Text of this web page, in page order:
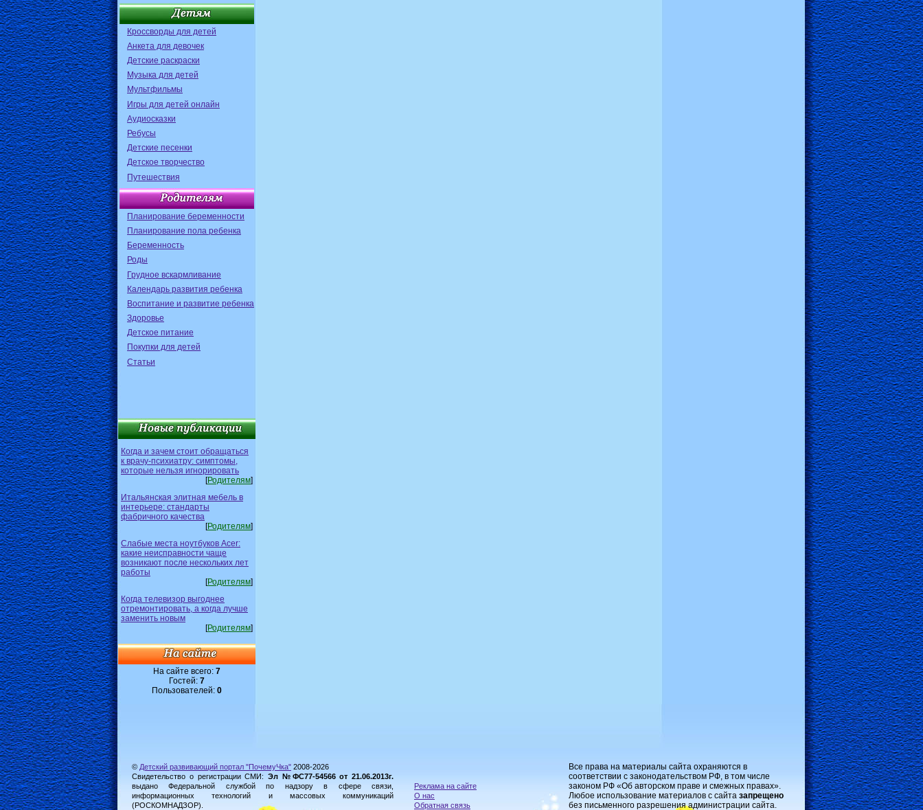
Кроссворды для детей
Анкета для девочек
Детские раскраски
Музыка для детей
Мультфильмы
Игры для детей онлайн
Аудиосказки
Ребусы
Детские песенки
Детское творчество
Путешествия
Планирование беременности
Планирование пола ребенка
Беременность
Роды
Грудное вскармливание
Календарь развития ребенка
Воспитание и развитие ребенка
Здоровье
Детское питание
Покупки для детей
Статьи
Когда и зачем стоит обращаться
к врачу-психиатру: симптомы,
которые нельзя игнорировать
[Родителям]
Итальянская элитная мебель в
интерьере: стандарты
фабричного качества
[Родителям]
Слабые места ноутбуков Acer:
какие неисправности чаще
возникают после нескольких лет
работы
[Родителям]
Когда телевизор выгоднее
отремонтировать, а когда лучше
заменить новым
[Родителям]
На сайте всего: 7
Гостей: 7
Пользователей: 0
© Детский развивающий портал "ПочемуЧка" 2008-2026
Свидетельство о регистрации СМИ: Эл №ФС77-54566 от 21.06.2013г.
выдано Федеральной службой по надзору в сфере связи,
информационных технологий и массовых коммуникаций
(РОСКОМНАДЗОР).
Реклама на сайте
О нас
Обратная связь
Все права на материалы сайта охраняются в
соответствии с законодательством РФ, в том числе
законом РФ «Об авторском праве и смежных правах».
Любое использование материалов с сайта запрещено
без письменного разрешения администрации сайта.